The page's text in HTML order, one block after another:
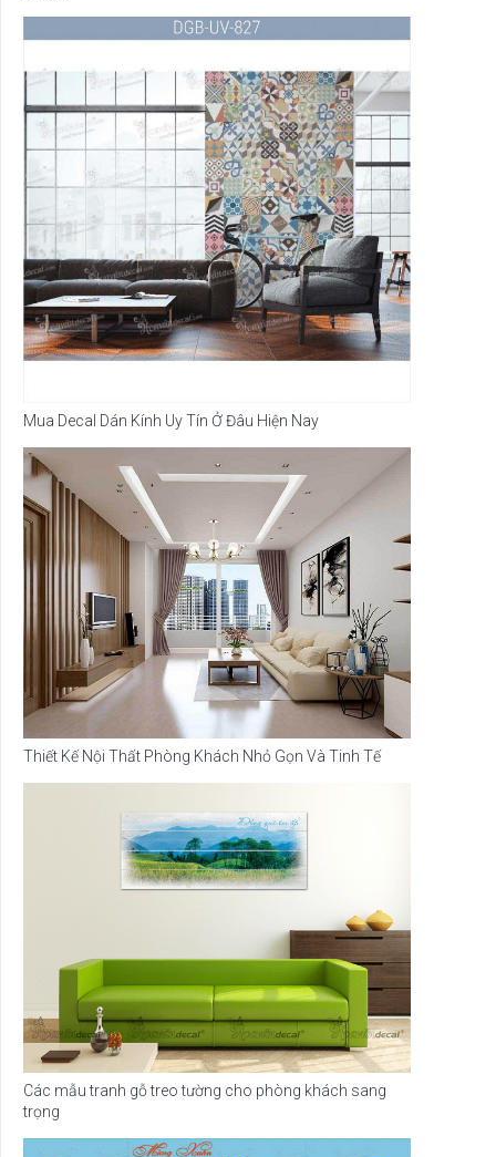
Mua Decal Dán Kính Uy Tín Ở Đâu Hiện Nay
Thiết Kế Nội Thất Phòng Khách Nhỏ Gọn Và Tinh Tế
Các mẫu tranh gỗ treo tường cho phòng khách sang
trọng